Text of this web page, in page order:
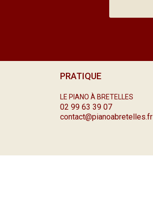
PRATIQUE
LE PIANO À BRETELLES
02 99 63 39 07
contact@pianoabretelles.fr